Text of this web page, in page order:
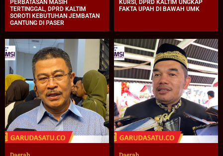
PERBATASAN MASIH
TERTINGGAL, DPRD KALTIM
SOROTI KEBUTUHAN JEMBATAN
GANTUNG DI PASER
KURSI, DPRD KALTIM UNGKAP
FAKTA UPAH DI BAWAH UMK
Daerah Daerah